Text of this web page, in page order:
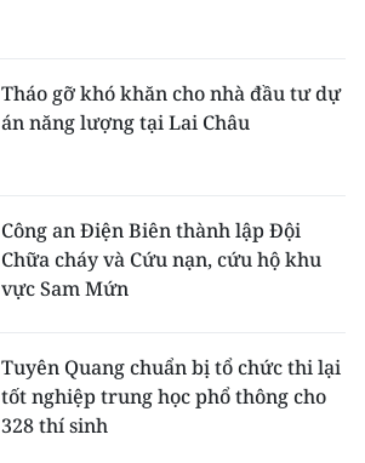
Tháo gỡ khó khăn cho nhà đầu tư dự
án năng lượng tại Lai Châu
Công an Điện Biên thành lập Đội
Chữa cháy và Cứu nạn, cứu hộ khu
vực Sam Mứn
Tuyên Quang chuẩn bị tổ chức thi lại
tốt nghiệp trung học phổ thông cho
328 thí sinh